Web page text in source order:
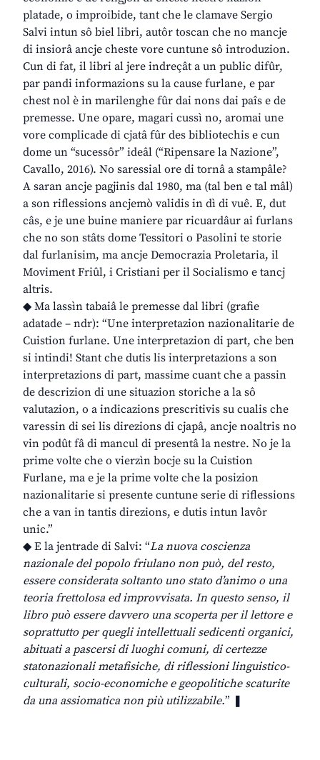
platade, o improibide, tant che le clamave Sergio
Salvi intun sô biel libri, autôr toscan che no mancje
di insiorâ ancje cheste vore cuntune sô introduzion.
Cun di fat, il libri al jere indreçât a un public difûr,
par pandi informazions su la cause furlane, e par
chest nol è in marilenghe fûr dai nons dai paîs e de
premesse. Une opare, magari cussì no, aromai une
vore complicade di cjatâ fûr des bibliotechis e cun
dome un “sucessôr” ideâl (“Ripensare la Nazione”,
Cavallo, 2016). No saressial ore di tornâ a stampâle?
A saran ancje pagjinis dal 1980, ma (tal ben e tal mâl)
a son riflessions ancjemò validis in dì di vuê. E, dut
câs, e je une buine maniere par ricuardâur ai furlans
che no son stâts dome Tessitori o Pasolini te storie
dal furlanisim, ma ancje Democrazia Proletaria, il
Moviment Friûl, i Cristiani per il Socialismo e tancj
altris.
◆ Ma lassìn tabaiâ le premesse dal libri (grafie
adatade – ndr): “Une interpretazion nazionalitarie de
Cuistion furlane. Une interpretazion di part, che ben
si intindi! Stant che dutis lis interpretazions a son
interpretazions di part, massime cuant che a passin
de descrizion di une situazion storiche a la sô
valutazion, o a indicazions prescritivis su cualis che
varessin di sei lis direzions di cjapâ, ancje noaltris no
vin podût fâ di mancul di presentâ la nestre. No je la
prime volte che o vierzìn bocje su la Cuistion
Furlane, ma e je la prime volte che la posizion
nazionalitarie si presente cuntune serie di riflessions
che a van in tantis direzions, e dutis intun lavôr
unic.”
◆ E la jentrade di Salvi: “La nuova coscienza
nazionale del popolo friulano non può, del resto,
essere considerata soltanto uno stato d’animo o una
teoria frettolosa ed improvvisata. In questo senso, il
libro può essere davvero una scoperta per il lettore e
soprattutto per quegli intellettuali sedicenti organici,
abituati a pascersi di luoghi comuni, di certezze
statonazionali metafisiche, di riflessioni linguistico-
culturali, socio-economiche e geopolitiche scaturite
da una assiomatica non più utilizzabile.” ❚